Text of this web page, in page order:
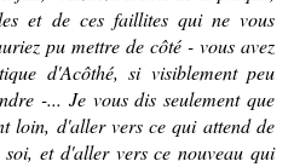
et de ces faillites qui ne vous
pu mettre de côté - vous avez
d'Acôthé, si visiblement peu
-... Je vous dis seulement que
loin, d'aller vers ce qui attend de
et d'aller vers ce nouveau qui